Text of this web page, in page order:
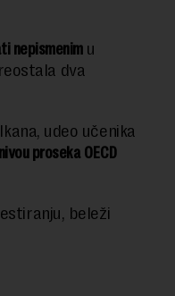
nepismenimu
dva
udeo učenika
proseka OECD
beleži